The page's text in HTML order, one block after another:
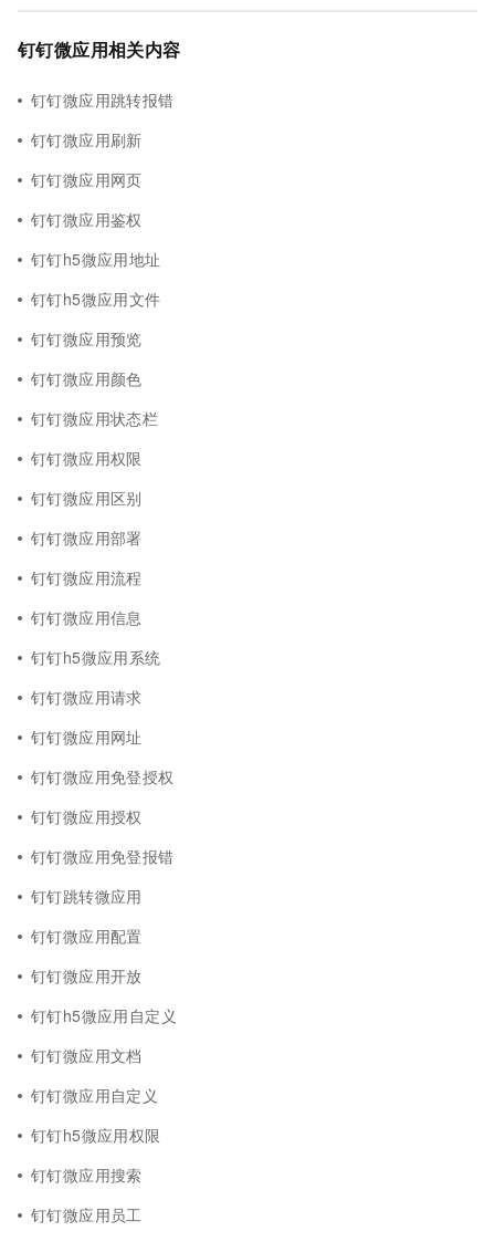
钉钉微应用相关内容
钉钉微应用跳转报错
钉钉微应用刷新
钉钉微应用网页
钉钉微应用鉴权
钉钉h5微应用地址
钉钉h5微应用文件
钉钉微应用预览
钉钉微应用颜色
钉钉微应用状态栏
钉钉微应用权限
钉钉微应用区别
钉钉微应用部署
钉钉微应用流程
钉钉微应用信息
钉钉h5微应用系统
钉钉微应用请求
钉钉微应用网址
钉钉微应用免登授权
钉钉微应用授权
钉钉微应用免登报错
钉钉跳转微应用
钉钉微应用配置
钉钉微应用开放
钉钉h5微应用自定义
钉钉微应用文档
钉钉微应用自定义
钉钉h5微应用权限
钉钉微应用搜索
钉钉微应用员工